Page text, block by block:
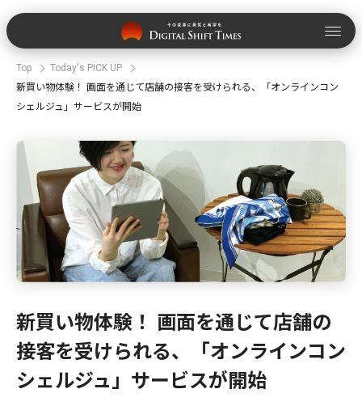
Top
Today's PICK UP
新買い物体験！ 画面を通じて店舗の接客を受けられる、「オンラインコン
シェルジュ」サービスが開始
新買い物体験！ 画面を通じて店舗の
接客を受けられる、「オンラインコン
シェルジュ」サービスが開始